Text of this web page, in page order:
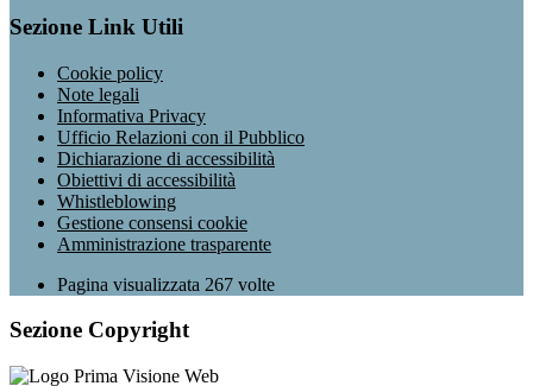
Sezione Link Utili
Cookie policy
Note legali
Informativa Privacy
Ufficio Relazioni con il Pubblico
Dichiarazione di accessibilità
Obiettivi di accessibilità
Whistleblowing
Gestione consensi cookie
Amministrazione trasparente
Pagina visualizzata 267 volte
Sezione Copyright